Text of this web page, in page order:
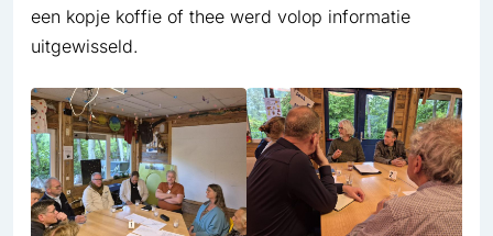
een kopje koffie of thee werd volop informatie
uitgewisseld.